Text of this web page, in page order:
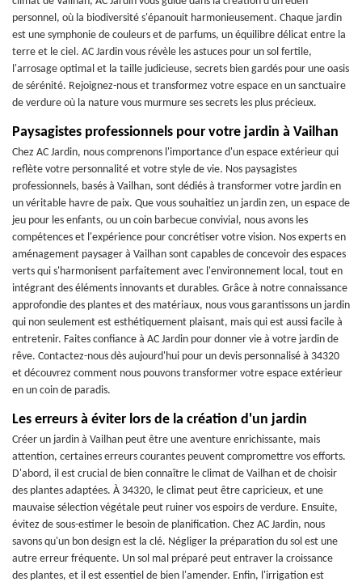
personnel, où la biodiversité s'épanouit harmonieusement. Chaque jardin
est une symphonie de couleurs et de parfums, un équilibre délicat entre la
terre et le ciel. AC Jardin vous révèle les astuces pour un sol fertile,
l'arrosage optimal et la taille judicieuse, secrets bien gardés pour une oasis
de sérénité. Rejoignez-nous et transformez votre espace en un sanctuaire
de verdure où la nature vous murmure ses secrets les plus précieux.
Paysagistes professionnels pour votre jardin à Vailhan
Chez AC Jardin, nous comprenons l'importance d'un espace extérieur qui
reflète votre personnalité et votre style de vie. Nos paysagistes
professionnels, basés à Vailhan, sont dédiés à transformer votre jardin en
un véritable havre de paix. Que vous souhaitiez un jardin zen, un espace de
jeu pour les enfants, ou un coin barbecue convivial, nous avons les
compétences et l'expérience pour concrétiser votre vision. Nos experts en
aménagement paysager à Vailhan sont capables de concevoir des espaces
verts qui s'harmonisent parfaitement avec l'environnement local, tout en
intégrant des éléments innovants et durables. Grâce à notre connaissance
approfondie des plantes et des matériaux, nous vous garantissons un jardin
qui non seulement est esthétiquement plaisant, mais qui est aussi facile à
entretenir. Faites confiance à AC Jardin pour donner vie à votre jardin de
rêve. Contactez-nous dès aujourd'hui pour un devis personnalisé à 34320
et découvrez comment nous pouvons transformer votre espace extérieur
en un coin de paradis.
Les erreurs à éviter lors de la création d'un jardin
Créer un jardin à Vailhan peut être une aventure enrichissante, mais
attention, certaines erreurs courantes peuvent compromettre vos efforts.
D'abord, il est crucial de bien connaître le climat de Vailhan et de choisir
des plantes adaptées. À 34320, le climat peut être capricieux, et une
mauvaise sélection végétale peut ruiner vos espoirs de verdure. Ensuite,
évitez de sous-estimer le besoin de planification. Chez AC Jardin, nous
savons qu'un bon design est la clé. Négliger la préparation du sol est une
autre erreur fréquente. Un sol mal préparé peut entraver la croissance
des plantes, et il est essentiel de bien l'amender. Enfin, l'irrigation est